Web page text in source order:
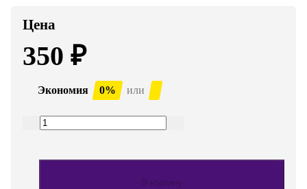
Цена
350 ₽
Экономия 0% или
В корзину